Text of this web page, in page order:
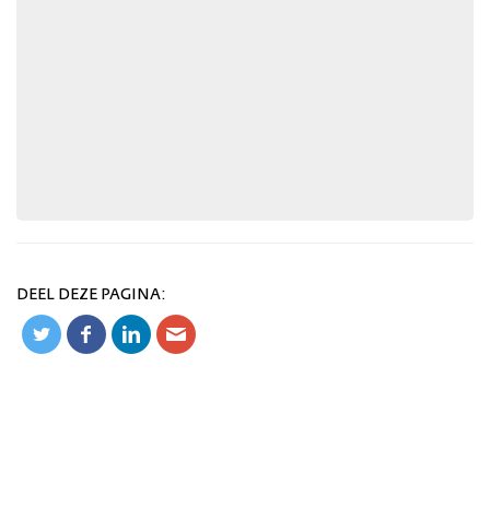
DEEL DEZE PAGINA: